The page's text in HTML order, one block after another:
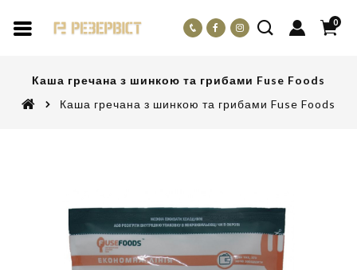
0
Каша гречана з шинкою та грибами Fuse Foods
Каша гречана з шинкою та грибами Fuse Foods